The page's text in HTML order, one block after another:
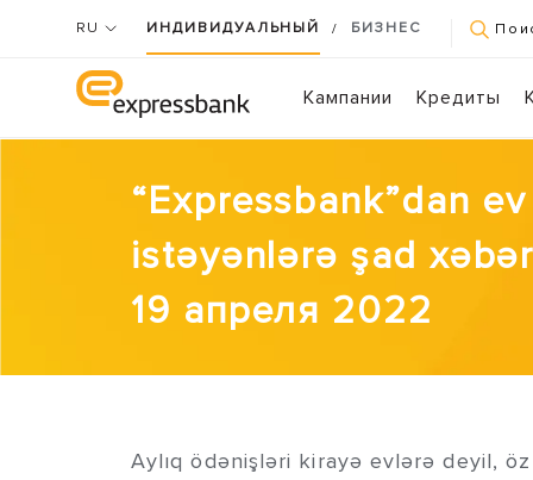
RU ИНДИВИДУАЛЬНЫЙ / БИЗНЕС
Кампании Кредиты
“Expressbank”dan
istəyənlərə şad
19 апреля 2022
Aylıq ödənişləri kirayə evlərə deyil,